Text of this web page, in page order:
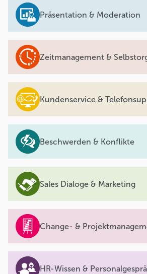
Präsentation & Moderation
Zeitmanagement &
Kundenservice &
Beschwerden & Konflikte
Sales Dialoge & Marketing
Change- &
HR-Wissen &